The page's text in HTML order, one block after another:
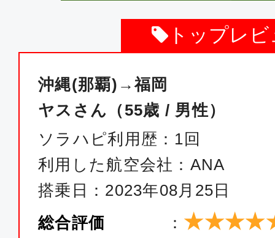
JTA058
普通席
沖縄(那覇)
15:00
福岡
JTA060
沖縄(那覇)
18:30
普通席
トップレビ
沖縄(那覇)→福岡
ヤスさん（55歳 / 男性）
ソラハピ利用歴：1回
利用した航空会社：ANA
搭乗日：2023年08月25日
総合評価
：